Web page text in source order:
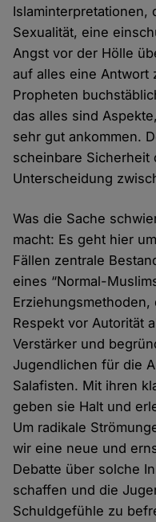
Islaminterpretationen,
Sexualität, eine
Angst vor der Hölle
auf alles eine Antwort
Propheten
das alles sind
sehr gut ankommen.
scheinbare Sicherheit
Unterscheidung
Was die Sache
macht: Es geht hier
Fällen zentrale
eines “Normal-
Respekt vor Autorität
Verstärker und
Jugendlichen für die
Salafisten. Mit ihren
geben sie Halt und
Um radikale
wir eine neue und
Debatte über solche
schaffen und die
Schuldgefühle zu